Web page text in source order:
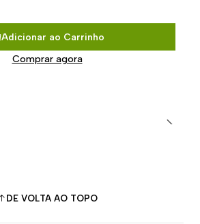
Adicionar ao Carrinho
Comprar agora
DE VOLTA AO TOPO